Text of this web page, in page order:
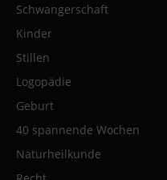
Schwangerschaft
Kinder
Stillen
Logopädie
Geburt
40 spannende Wochen
Naturheilkunde